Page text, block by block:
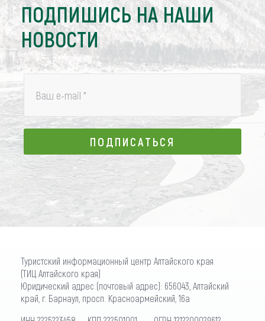
ПОДПИШИСЬ НА НАШИ
НОВОСТИ
Ваш e-mail *
ПОДПИСАТЬСЯ
ПОДПИСАТЬСЯ
Туристский информационный центр Алтайского края
(ТИЦ Алтайского края)
Юридический адрес (почтовый адрес): 656043, Алтайский
край, г. Барнаул, просп. Красноармейский, 16а